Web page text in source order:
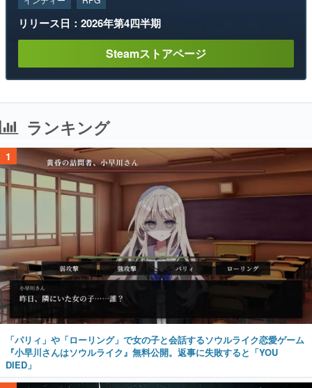
リリース日：2026年第4四半期
Steamストアページ
ランキング
1
「パリィ」や「ローリング」で女の子と会話するソウルライク恋愛ゲーム
『小早川さんはソウルライク』無料公開。返事に失敗すると「YOU
DIED」